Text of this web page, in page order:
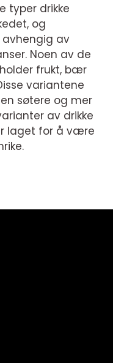
typer drikke
og
avhengig av
Noen av de
frukt, bær
variantene
søtere og mer
av drikke
laget for å være